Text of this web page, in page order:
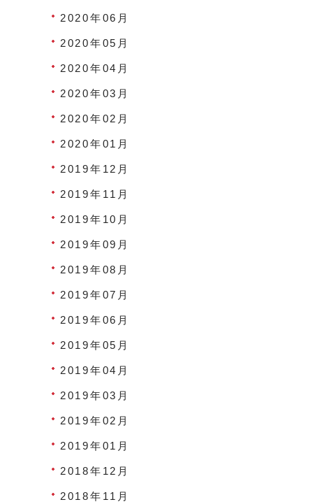
2020年06月
2020年05月
2020年04月
2020年03月
2020年02月
2020年01月
2019年12月
2019年11月
2019年10月
2019年09月
2019年08月
2019年07月
2019年06月
2019年05月
2019年04月
2019年03月
2019年02月
2019年01月
2018年12月
2018年11月